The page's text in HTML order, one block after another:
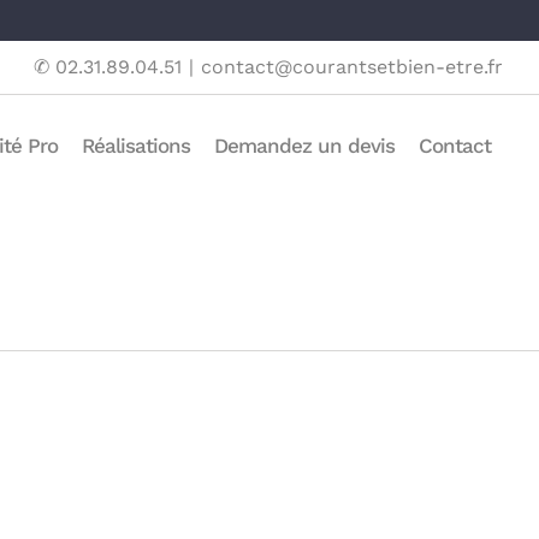
✆ 02.31.89.04.51 | contact@courantsetbien-etre.fr
Pro Réalisations Demandez un devis Contact